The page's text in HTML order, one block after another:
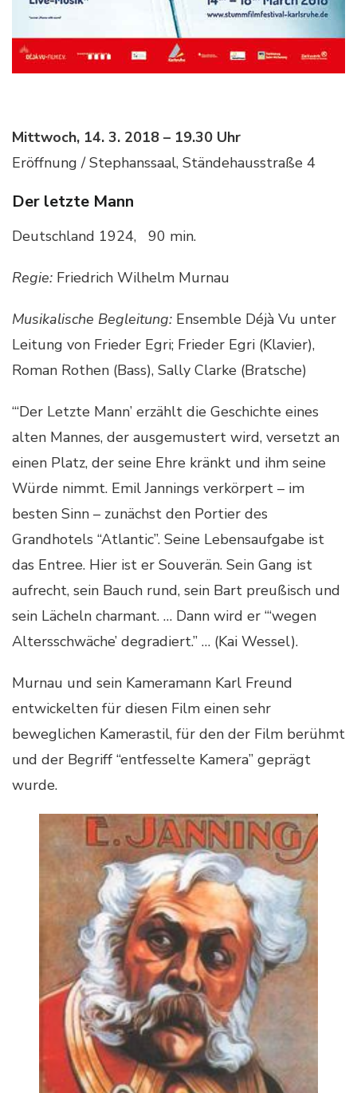
Mittwoch, 14. 3. 2018 – 19.30 Uhr
Eröffnung / Stephanssaal, Ständehausstraße 4
Der letzte Mann
Deutschland 1924, 90 min.
Regie: Friedrich Wilhelm Murnau
Musikalische Begleitung: Ensemble Déjà Vu unter
Leitung von Frieder Egri; Frieder Egri (Klavier),
Roman Rothen (Bass), Sally Clarke (Bratsche)
“‘Der Letzte Mann’ erzählt die Geschichte eines
alten Mannes, der ausgemustert wird, versetzt an
einen Platz, der seine Ehre kränkt und ihm seine
Würde nimmt. Emil Jannings verkörpert – im
besten Sinn – zunächst den Portier des
Grandhotels “Atlantic”. Seine Lebensaufgabe ist
das Entree. Hier ist er Souverän. Sein Gang ist
aufrecht, sein Bauch rund, sein Bart preußisch und
sein Lächeln charmant. … Dann wird er “‘wegen
Altersschwäche’ degradiert.” … (Kai Wessel).
Murnau und sein Kameramann Karl Freund
entwickelten für diesen Film einen sehr
beweglichen Kamerastil, für den der Film berühmt
und der Begriff “entfesselte Kamera” geprägt
wurde.